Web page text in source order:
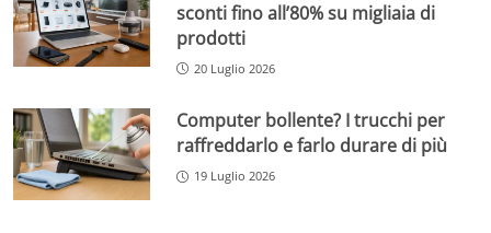
sconti fino all’80% su migliaia di
prodotti
20 Luglio 2026
Computer bollente? I trucchi per
raffreddarlo e farlo durare di più
19 Luglio 2026